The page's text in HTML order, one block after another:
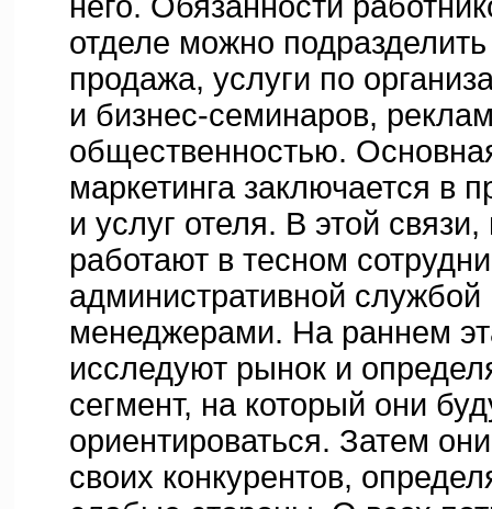
отделе можно
продажа, услуги по
и бизнес-семинаров,
общественностью.
маркетинга заключается в
и услуг отеля. В этой связи,
работают в тесном
административной
менеджерами. На раннем
исследуют рынок и
сегмент, на который они
ориентироваться. Затем
своих конкурентов,